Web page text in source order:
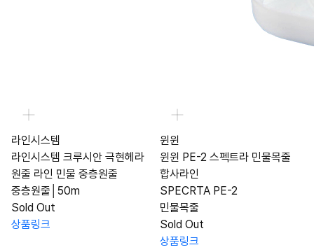
라인시스템
라인시스템 크루시안 극현헤라
원줄 라인 민물 중층원줄
중층원줄│50m
Sold Out
상품링크
윈윈
윈윈 PE-2 스펙트라 민물목줄
합사라인
SPECRTA PE-2
민물목줄
Sold Out
상품링크